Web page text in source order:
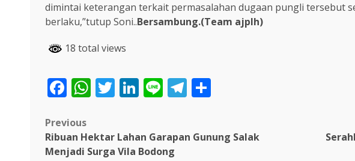
dimintai keterangan terkait permasalahan dugaan pungli tersebut
berlaku,”tutup Soni..Bersambung.(Team ajplh)
18 total views
Facebook
WhatsApp
Twitter
LinkedIn
LineTelegram
Post
navigation
Previous
Ribuan Hektar Lahan Garapan Gunung Salak
Menjadi Surga Vila Bodong